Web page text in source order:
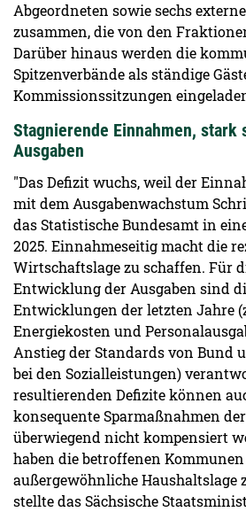
Abgeordneten sowie sechs
zusammen, die von den
Darüber hinaus werden die
Spitzenverbände als ständige
Kommissionssitzungen
Stagnierende Einnahmen, stark
Ausgaben
"Das Defizit wuchs, weil der
mit dem Ausgabenwachstum
das Statistische Bundesamt in
2025. Einnahmeseitig macht die
Wirtschaftslage zu schaffen. Für
Entwicklung der Ausgaben sind
Entwicklungen der letzten Jahre
Energiekosten und
Anstieg der Standards von Bund
bei den Sozialleistungen)
resultierenden Defizite können
konsequente Sparmaßnahmen
überwiegend nicht kompensiert
haben die betroffenen
außergewöhnliche Haushalts­lage
stellte das Sächsische